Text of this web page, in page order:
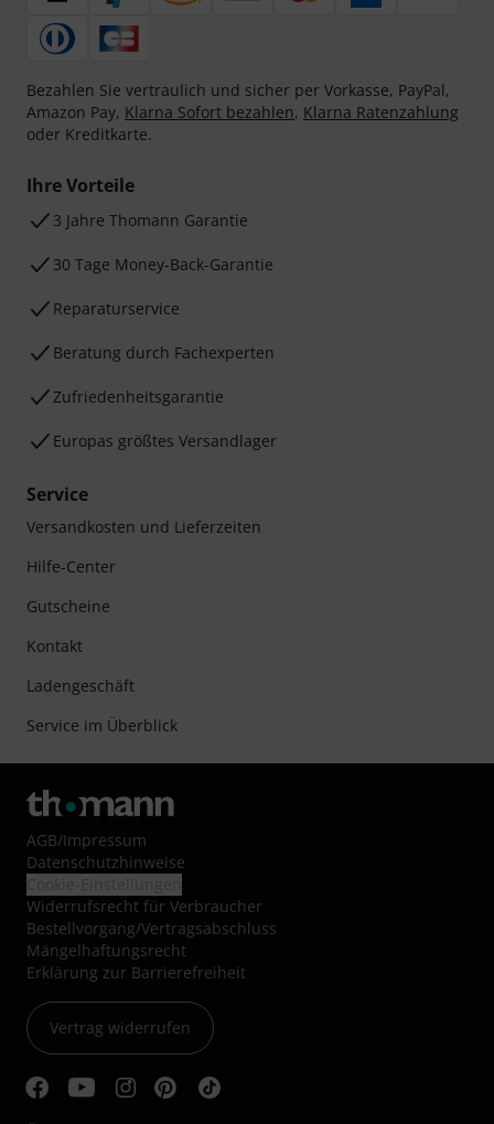
Bezahlen Sie vertraulich und sicher per Vorkasse, PayPal,
Amazon Pay, Klarna Sofort bezahlen, Klarna Ratenzahlung
oder Kreditkarte.
Ihre Vorteile
3 Jahre Thomann Garantie
30 Tage Money-Back-Garantie
Reparaturservice
Beratung durch Fachexperten
Zufriedenheitsgarantie
Europas größtes Versandlager
Service
Versandkosten und Lieferzeiten
Hilfe-Center
Gutscheine
Kontakt
Ladengeschäft
Service im Überblick
AGB/Impressum
Datenschutzhinweise
Widerrufsrecht für Verbraucher
Bestellvorgang/Vertragsabschluss
Mängelhaftungsrecht
Erklärung zur Barrierefreiheit
Vertrag widerrufen